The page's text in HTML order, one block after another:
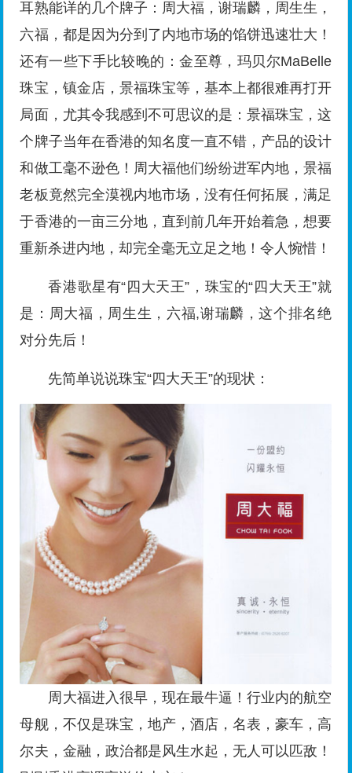
耳熟能详的几个牌子：周大福，谢瑞麟，周生生，
六福，都是因为分到了内地市场的馅饼迅速壮大！
还有一些下手比较晚的：金至尊，玛贝尔MaBelle
珠宝，镇金店，景福珠宝等，基本上都很难再打开
局面，尤其令我感到不可思议的是：景福珠宝，这
个牌子当年在香港的知名度一直不错，产品的设计
和做工毫不逊色！周大福他们纷纷进军内地，景福
老板竟然完全漠视内地市场，没有任何拓展，满足
于香港的一亩三分地，直到前几年开始着急，想要
重新杀进内地，却完全毫无立足之地！令人惋惜！
香港歌星有“四大天王”，珠宝的“四大天王”就
是：周大福，周生生，六福,谢瑞麟，这个排名绝
对分先后！
先简单说说珠宝“四大天王”的现状：
周大福进入很早，现在最牛逼！行业内的航空
母舰，不仅是珠宝，地产，酒店，名表，豪车，高
尔夫，金融，政治都是风生水起，无人可以匹敌！